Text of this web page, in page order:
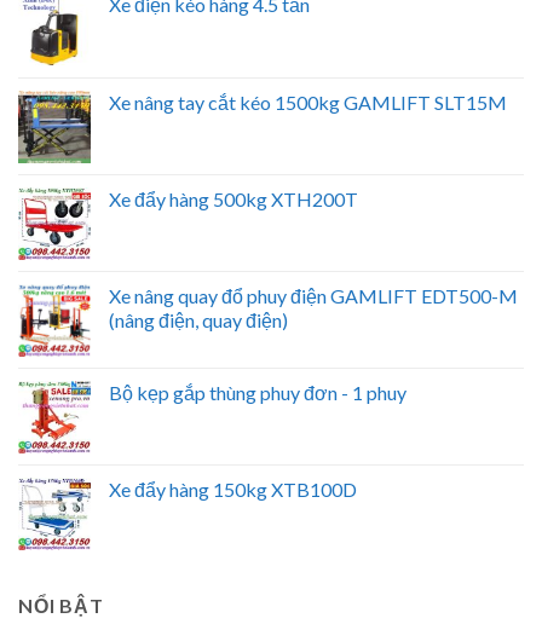
Xe nâng tay cắt kéo 1500kg GAMLIFT SLT15M
Xe đẩy hàng 500kg XTH200T
Xe nâng quay đổ phuy điện GAMLIFT EDT500-M
(nâng điện, quay điện)
Bộ kẹp gắp thùng phuy đơn - 1 phuy
Xe đẩy hàng 150kg XTB100D
NỔI BẬT